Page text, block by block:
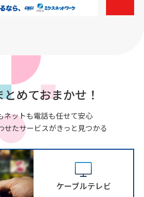
めておまかせ！
ネットも電話も任せて安心
せたサービスがきっと見つかる
ケーブルテレビ